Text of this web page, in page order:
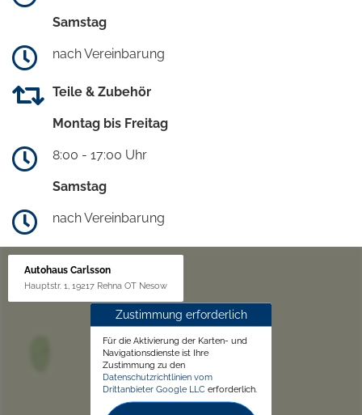
Samstag
nach Vereinbarung
Teile & Zubehör
Montag bis Freitag
8:00 - 17:00 Uhr
Samstag
nach Vereinbarung
Autohaus Carlsson
Hauptstr. 1, 19217 Rehna OT Nesow
Zustimmung erforderlich
Für die Aktivierung der Karten- und
Navigationsdienste ist Ihre
Zustimmung zu den
Datenschutzrichtlinien vom
Drittanbieter Google LLC erforderlich.